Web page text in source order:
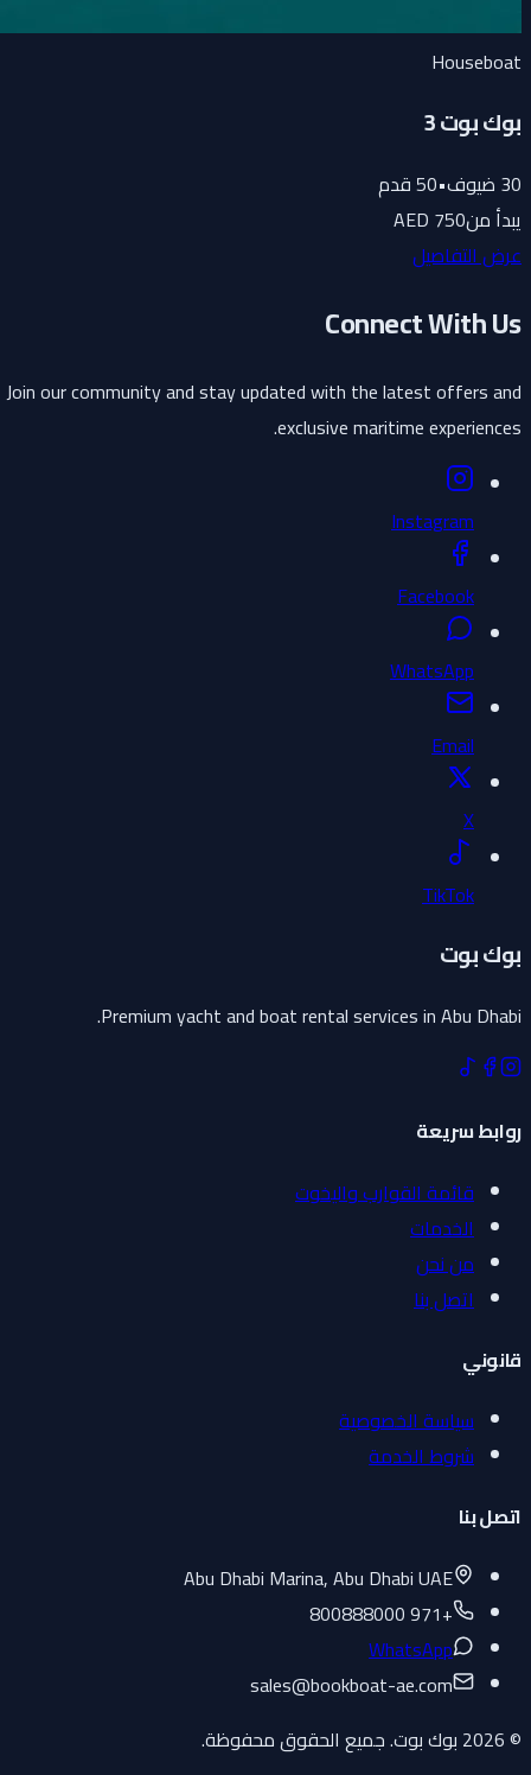
Houseboat
بوك بوت 3
30ضيوف•
50قدم
يبدأ من750 AED
عرض التفاصيل
Connect With Us
Join our community and stay updated with the latest offers and
exclusive maritime experiences.
Instagram
Facebook
WhatsApp
Email
X
TikTok
بوك بوت
Premium yacht and boat rental services in Abu Dhabi.
روابط سريعة
قائمة القوارب واليخوت
الخدمات
من نحن
اتصل بنا
قانوني
سياسة الخصوصية
شروط الخدمة
اتصل بنا
Abu Dhabi Marina, Abu Dhabi UAE
+971 800888000
WhatsApp
sales@bookboat-ae.com
© 2026 بوك بوت. جميع الحقوق محفوظة.